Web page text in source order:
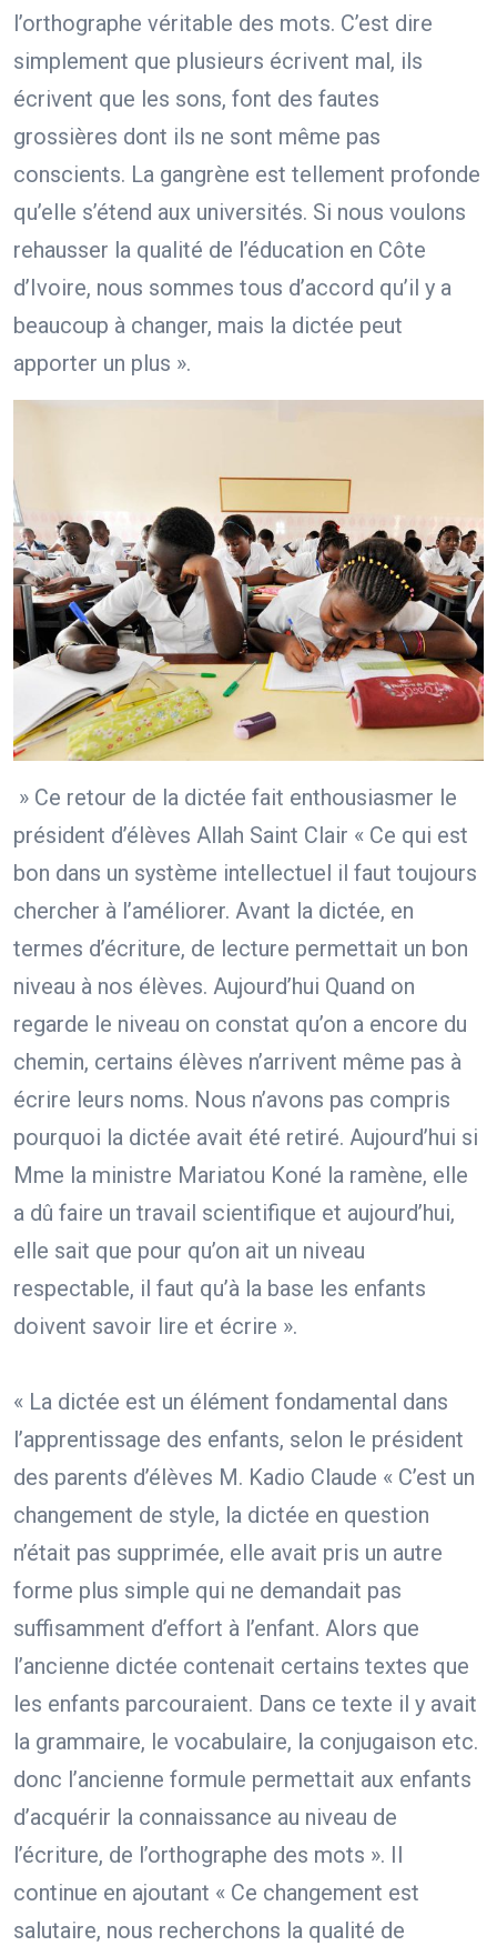
l’orthographe véritable des mots. C’est dire
simplement que plusieurs écrivent mal, ils
écrivent que les sons, font des fautes
grossières dont ils ne sont même pas
conscients. La gangrène est tellement profonde
qu’elle s’étend aux universités. Si nous voulons
rehausser la qualité de l’éducation en Côte
d’Ivoire, nous sommes tous d’accord qu’il y a
beaucoup à changer, mais la dictée peut
apporter un plus ».
» Ce retour de la dictée fait enthousiasmer le
président d’élèves Allah Saint Clair « Ce qui est
bon dans un système intellectuel il faut toujours
chercher à l’améliorer. Avant la dictée, en
termes d’écriture, de lecture permettait un bon
niveau à nos élèves. Aujourd’hui Quand on
regarde le niveau on constat qu’on a encore du
chemin, certains élèves n’arrivent même pas à
écrire leurs noms. Nous n’avons pas compris
pourquoi la dictée avait été retiré. Aujourd’hui si
Mme la ministre Mariatou Koné la ramène, elle
a dû faire un travail scientifique et aujourd’hui,
elle sait que pour qu’on ait un niveau
respectable, il faut qu’à la base les enfants
doivent savoir lire et écrire ».
« La dictée est un élément fondamental dans
l’apprentissage des enfants, selon le président
des parents d’élèves M. Kadio Claude « C’est un
changement de style, la dictée en question
n’était pas supprimée, elle avait pris un autre
forme plus simple qui ne demandait pas
suffisamment d’effort à l’enfant. Alors que
l’ancienne dictée contenait certains textes que
les enfants parcouraient. Dans ce texte il y avait
la grammaire, le vocabulaire, la conjugaison etc.
donc l’ancienne formule permettait aux enfants
d’acquérir la connaissance au niveau de
l’écriture, de l’orthographe des mots ». Il
continue en ajoutant « Ce changement est
salutaire, nous recherchons la qualité de